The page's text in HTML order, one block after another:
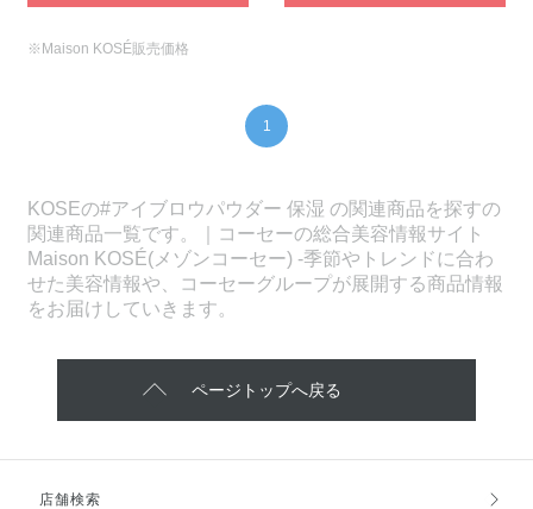
※Maison KOSÉ販売価格
1
KOSEの#アイブロウパウダー 保湿 の関連商品を探すの
関連商品一覧です。｜コーセーの総合美容情報サイト
Maison KOSÉ(メゾンコーセー) -季節やトレンドに合わ
せた美容情報や、コーセーグループが展開する商品情報
をお届けしていきます。
ページトップへ戻る
店舗検索